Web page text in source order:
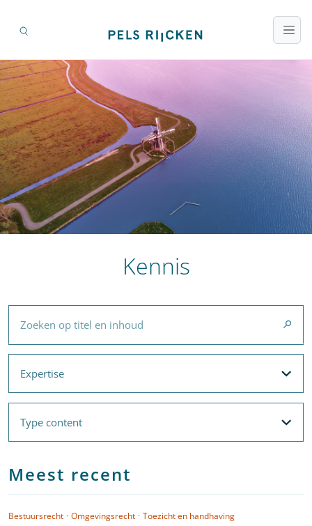
Kennis
Zoeken op titel en inhoud
Expertise
Expertise
Filteropties
Met filters voor
Expertise
en
Thema's
Type content
Type content
Filteropties
Meest recent
Bestuursrecht · Omgevingsrecht · Toezicht en handhaving